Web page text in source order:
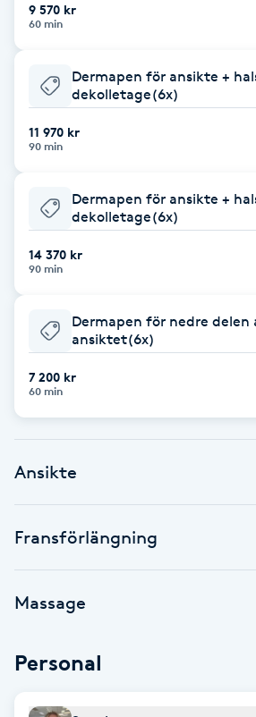
Dermapen
Diamantslipning
Enzympeeling
Extensions
Extensions borttagning
Eyeliner-tatuering
Face framing
Fet hårbotten
Fettreducering
9 570 kr
60 min
Dermapen för ansikte +
dekolletage(6x)
11 970 kr
90 min
Dermapen för ansikte +
dekolletage(6x)
14 370 kr
90 min
Dermapen för nedre delen
ansiktet(6x)
7 200 kr
60 min
Ansikte
Fransförlängning
Massage
Personal